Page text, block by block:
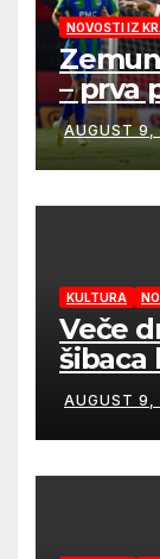
NOVOSTI IZ
– prva
AUGUST
KULTURA
Veče
šibaca
AUGUST 9,